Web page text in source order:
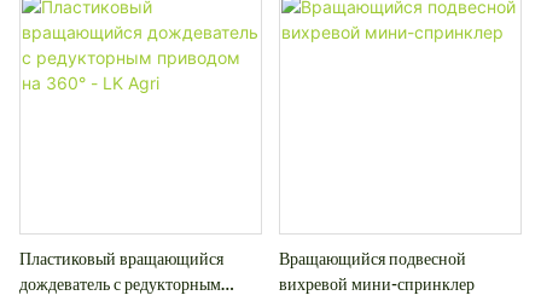
Пластиковый вращающийся
дождеватель с редукторным
Вращающийся подвесной
вихревой мини-спринклер